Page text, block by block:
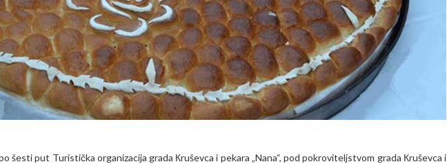
šesti put Turistička organizacija grada Кruševca i pekara „Nana“, pod pokroviteljstvom grada Кruševca i